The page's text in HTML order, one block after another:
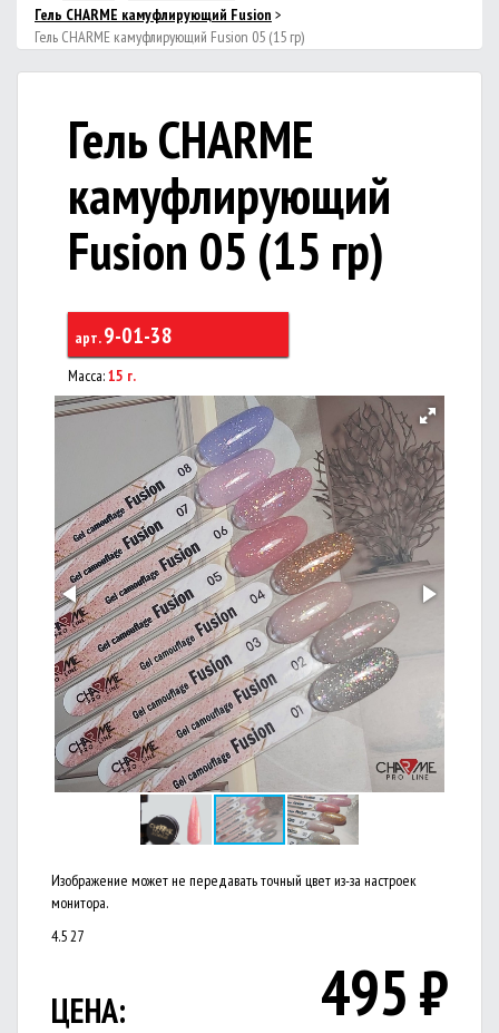
Гель CHARME камуфлирующий Fusion >
Гель CHARME камуфлирующий Fusion 05 (15 гр)
Гель CHARME
камуфлирующий
Fusion 05 (15 гр)
арт.9-01-38
Масса:15 г.
Изображение может не передавать точный цвет из-за настроек
монитора.
4.527
ЦЕНА: 495₽